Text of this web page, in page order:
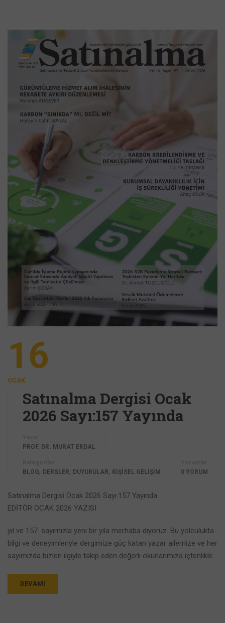
16
OCAK
Satınalma Dergisi Ocak
2026 Sayı:157 Yayında
PROF. DR. MURAT ERDAL
BLOG, DERSLER, DUYURULAR, KİŞİSEL GELİŞİM
0 YORUM
Satınalma Dergisi Ocak 2026 Sayı:157 Yayında
EDİTÖR OCAK 2026 YAZISI
yıl ve 157. sayımızla yeni bir yıla merhaba diyoruz. Bu yolculukta
bilgi ve deneyimleriyle dergimize güç katan yazar ailemize ve her
sayımızda bizleri ilgiyle takip eden değerli okurlarımıza içtenlikle
DEVAMI